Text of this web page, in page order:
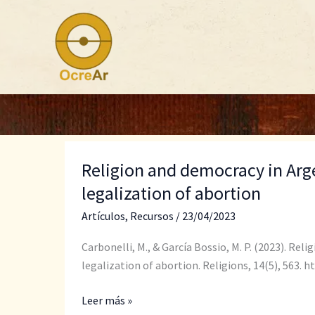
Religion and democracy in
legalization of abortion
Artículos, Recursos / 23/04/2023
Carbonelli, M., & García Bossio, M. P. (2023).
legalization of abortion. Religions, 14(5), 563.
Religion
Leer más »